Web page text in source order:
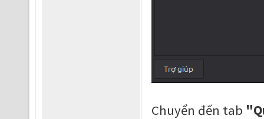
Chuyển đến tab